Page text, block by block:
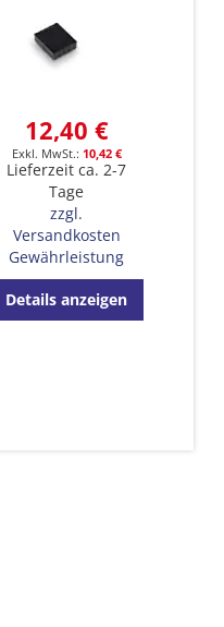
12,40 €
10,42 €
Lieferzeit ca. 2-7
Tage
zzgl.
Versandkosten
Gewährleistung
Details anzeigen